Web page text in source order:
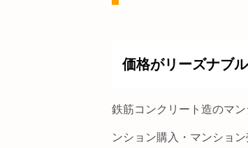
価格がリーズナブ
鉄筋コンクリート造のマ
ンション購入・マンショ